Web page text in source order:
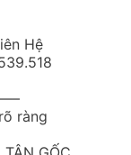
Hệ
ràng